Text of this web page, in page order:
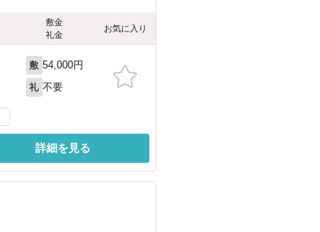
敷金
礼金
お気に入り
敷 54,000円
礼 不要
詳細を見る